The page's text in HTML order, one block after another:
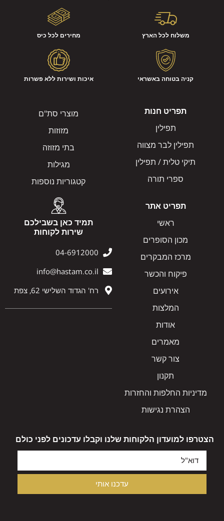
משלוח לכל הארץ מחירים לכל כיס
קניה בטוחה באשראי איכות ושירות ללא פשרות
תפריט חנות
תפילין
תפילין לבר מצווה
תיקי טלית / תפילין
ספרי תורה
מוצרי סת"ם
מזוזות
בתי מזוזה
מגילות
קטגוריות נוספות
תפריט אתר
ראשי
מכון הסופרים
מרכז המבקרים
פיקוח והכשר
אירועים
המלצות
אודות
מאמרים
צור קשר
תקנון
מדיניות החלפות והחזרות
הצהרת נגישות
תמיד כאן בשבילכם
שירות לקוחות
04-6912000
info@hastam.co.il
רח' הגדוד השלישי 62, צפת
הצטרפו למועדון הלקוחות שלנו וקבלו עדכונים לפני כולם
עדכנו אותי